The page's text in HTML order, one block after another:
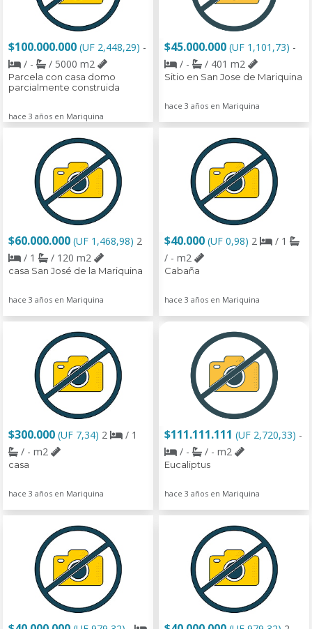
$100.000.000 (UF 2,448,29) -
/ -
/ 5000 m2
Parcela con casa domo
parcialmente construida
hace 3 años en Mariquina
$45.000.000 (UF 1,101,73) -
/ -
/ 401 m2
Sitio en San Jose de Mariquina
hace 3 años en Mariquina
$60.000.000 (UF 1,468,98) 2
/ 1
/ 120 m2
casa San José de la Mariquina
hace 3 años en Mariquina
$40.000 (UF 0,98) 2
/ 1
/ - m2
Cabaña
hace 3 años en Mariquina
$300.000 (UF 7,34) 2
/ 1
/ - m2
casa
hace 3 años en Mariquina
$111.111.111 (UF 2,720,33) -
/ -
/ - m2
Eucaliptus
hace 3 años en Mariquina